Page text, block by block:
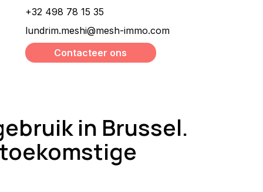
+32 498 78 15 35
lundrim.meshi@mesh-immo.com
Contacteer ons
in Brussel.